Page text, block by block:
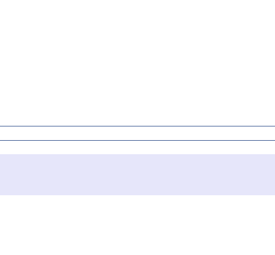
・
・夏季(5
・[26
・夏